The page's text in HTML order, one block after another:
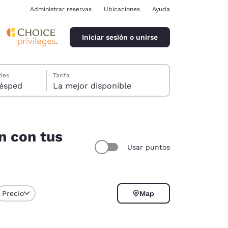
Administrar reservas Ubicaciones Ayuda
Iniciar sesión o unirse
1 huésped
Tarifa
La mejor disponible
con tus
Usar puntos
Precio Map